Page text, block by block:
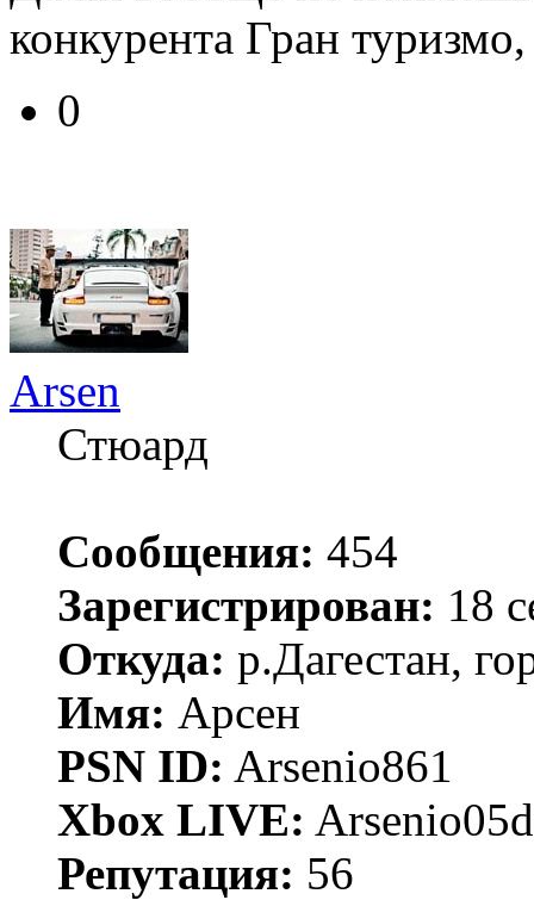
конкурента Гран
0
Arsen
Стюард
Сообщения: 454
Зарегистрирован: 18
Откуда: р.Дагестан,
Имя: Арсен
PSN ID: Arsenio861
Xbox LIVE:
Репутация: 56